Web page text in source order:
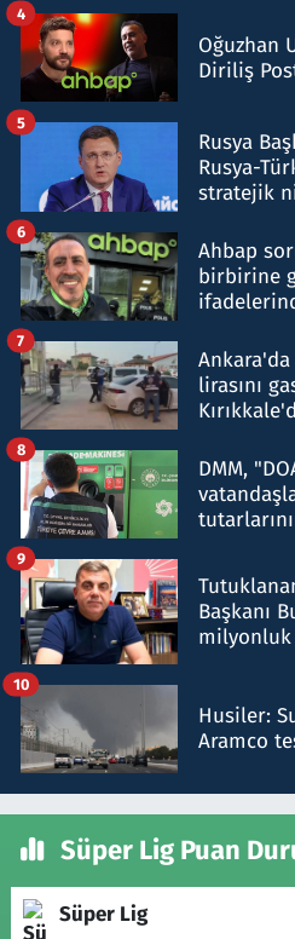
Oğuzhan
Diriliş
4
Rusya
Rusya-
stratejik
5
Ahbap
birbirine
6
lirasını
7
DMM,
8
Başkanı
milyonluk
9
Husiler:
Aramco
10
Süper Lig Puan
Süper Lig